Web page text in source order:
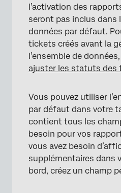
l’activation des
seront pas inclus dans
données par défaut.
tickets créés avant la
l’ensemble de
ajuster les statuts des
Vous pouvez utiliser
par défaut dans votre
contient tous les
besoin pour vos
vous avez besoin
supplémentaires dans
bord, créez un champ